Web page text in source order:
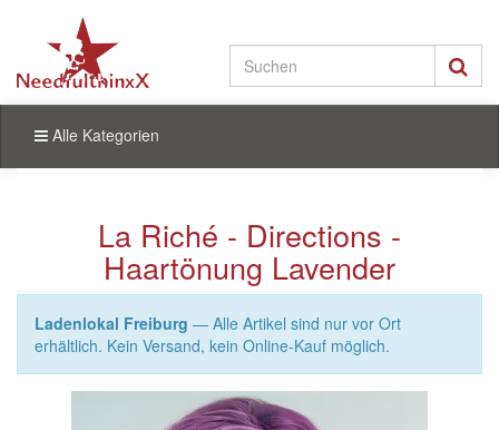
Alle Kategorien
La Riché - Directions -
Haartönung Lavender
Ladenlokal Freiburg — Alle Artikel sind nur vor Ort
erhältlich. Kein Versand, kein Online-Kauf möglich.